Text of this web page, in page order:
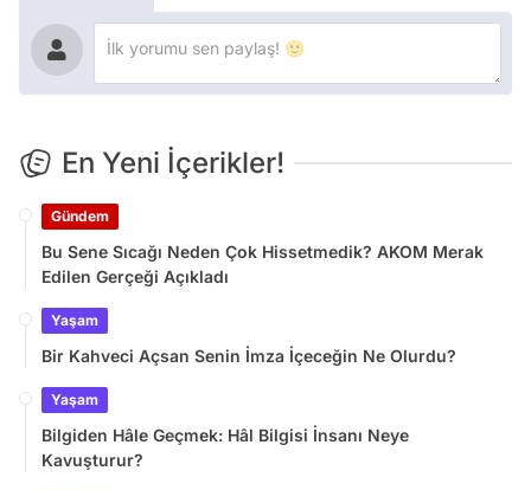
En Yeni İçerikler!
Gündem
Bu Sene Sıcağı Neden Çok Hissetmedik? AKOM Merak
Edilen Gerçeği Açıkladı
Yaşam
Bir Kahveci Açsan Senin İmza İçeceğin Ne Olurdu?
Yaşam
Bilgiden Hâle Geçmek: Hâl Bilgisi İnsanı Neye
Kavuşturur?